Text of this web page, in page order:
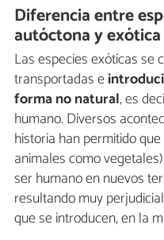
Diferencia entre
autóctona y exótica
Las especies exóticas se
transportadas e
forma no natural, es
humano. Diversos
historia han permitido
animales como
ser humano en nuevos
resultando muy
que se introducen, en la